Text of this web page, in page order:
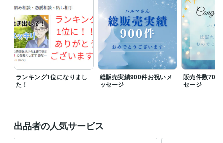
お聞きした情報につきましては
秘密厳守しますので
安心してなんでもお話くださいね✨
経験職種
営業 / 法人営業 経験年数 : 2年
営業 / 営業事務・アシスタント 経験年数 : 1年
管理 / 経理
受賞歴
ココナラレギュラーランク ココナラゴールドランク
ランキング1位になりまし
た！
総販売実績900件お祝いメ
ッセージ
販売件数700
セージ
出品者の人気サービス